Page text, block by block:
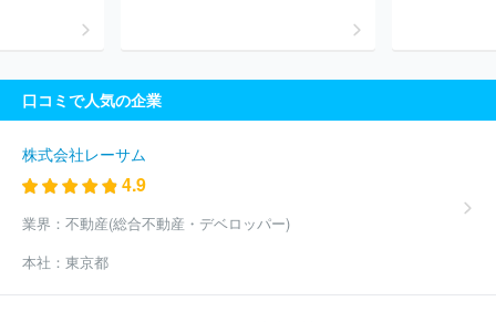
口コミで人気の企業
株式会社レーサム
4.9
業界： 不動産(総合不動産・デベロッパー)
本社： 東京都